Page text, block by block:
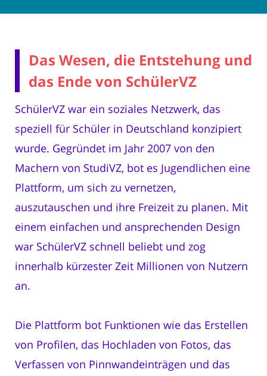
Das Wesen, die Entstehung und
das Ende von SchülerVZ
SchülerVZ war ein soziales Netzwerk, das
speziell für Schüler in Deutschland konzipiert
wurde. Gegründet im Jahr 2007 von den
Machern von StudiVZ, bot es Jugendlichen eine
Plattform, um sich zu vernetzen,
auszutauschen und ihre Freizeit zu planen. Mit
einem einfachen und ansprechenden Design
war SchülerVZ schnell beliebt und zog
innerhalb kürzester Zeit Millionen von Nutzern
an.
Die Plattform bot Funktionen wie das Erstellen
von Profilen, das Hochladen von Fotos, das
Verfassen von Pinnwandeinträgen und das